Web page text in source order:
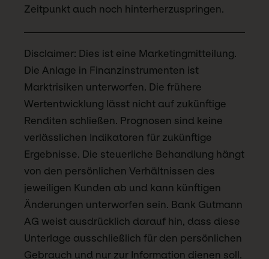
Zeitpunkt auch noch hinterherzuspringen.
Disclaimer: Dies ist eine Marketingmitteilung.
Die Anlage in Finanzinstrumenten ist
Marktrisiken unterworfen. Die frühere
Wertentwicklung lässt nicht auf zukünftige
Renditen schließen. Prognosen sind keine
verlässlichen Indikatoren für zukünftige
Ergebnisse. Die steuerliche Behandlung hängt
von den persönlichen Verhältnissen des
jeweiligen Kunden ab und kann künftigen
Änderungen unterworfen sein. Bank Gutmann
AG weist ausdrücklich darauf hin, dass diese
Unterlage ausschließlich für den persönlichen
Gebrauch und nur zur Information dienen soll.